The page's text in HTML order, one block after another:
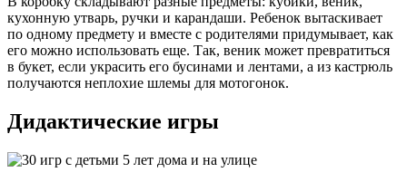
кухонную утварь, ручки и карандаши. Ребенок вытаскивает
по одному предмету и вместе с родителями придумывает, как
его можно использовать еще. Так, веник может превратиться
в букет, если украсить его бусинами и лентами, а из кастрюль
получаются неплохие шлемы для мотогонок.
Дидактические игры